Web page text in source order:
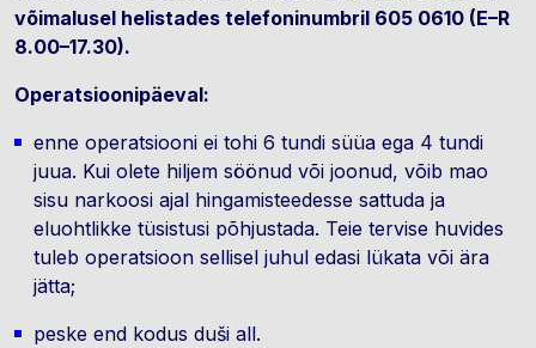
võimalusel helistades telefoninumbril 605 0610 (E–R
8.00–17.30).
Operatsioonipäeval:
enne operatsiooni ei tohi 6 tundi süüa ega 4 tundi
juua. Kui olete hiljem söönud või joonud, võib mao
sisu narkoosi ajal hingamisteedesse sattuda ja
eluohtlikke tüsistusi põhjustada. Teie tervise huvides
tuleb operatsioon sellisel juhul edasi lükata või ära
jätta;
peske end kodus duši all.